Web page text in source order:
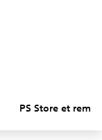
PS Store et